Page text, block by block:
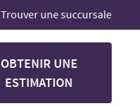
Trouver une succursale
OBTENIR UNE
ESTIMATION